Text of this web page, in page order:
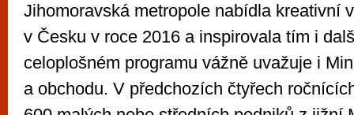
Jihomoravská metropole nabídla kreativní
v Česku v roce 2016 a inspirovala tím i
celoplošném programu vážně uvažuje i
a obchodu. V předchozích čtyřech